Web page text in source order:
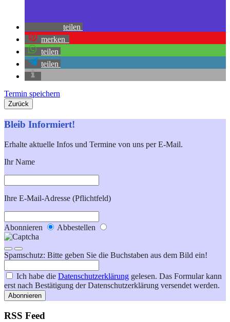
teilen
merken
teilen
teilen
Termin speichern
Zurück
Bleib Informiert!
Erhalte aktuelle Infos und Termine von uns per E-Mail.
Ihr Name
Ihre E-Mail-Adresse (Pflichtfeld)
Abonnieren Abbestellen
Spamschutz: Bitte geben Sie die Buchstaben aus dem Bild ein!
Ich habe die Datenschutzerklärung gelesen. Das Formular kann
erst nach Bestätigung der Datenschutzerklärung versendet werden.
Abonnieren
RSS Feed